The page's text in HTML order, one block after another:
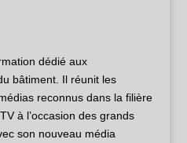
dédié aux
bâtiment. Il réunit les
reconnus dans la filière
à l’occasion des grands
son nouveau média